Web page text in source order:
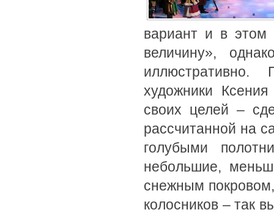
вариант и в этом
величину»,
иллюстративно.
художники
своих целей –
рассчитанной на
голубыми
небольшие,
снежным
колосников – так